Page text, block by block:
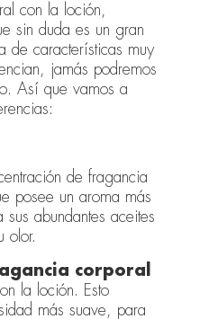
con la loción,
sin duda es un gran
de características muy
jamás podremos
Así que vamos a
de fragancia
posee un aroma más
abundantes aceites
olor.
corporal
la loción. Esto
más suave, para